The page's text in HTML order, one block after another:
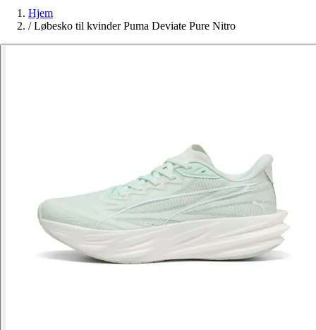
Hjem
/ Løbesko til kvinder Puma Deviate Pure Nitro